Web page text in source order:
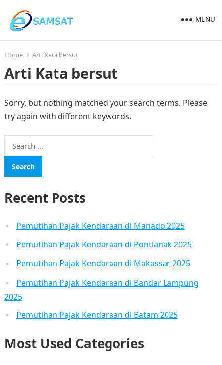
MENU
Home Arti Kata bersut
Arti Kata bersut
Sorry, but nothing matched your search terms. Please
try again with different keywords.
Search
for:
Recent Posts
Pemutihan Pajak Kendaraan di Manado 2025
Pemutihan Pajak Kendaraan di Pontianak 2025
Pemutihan Pajak Kendaraan di Makassar 2025
Pemutihan Pajak Kendaraan di Bandar Lampung
2025
Pemutihan Pajak Kendaraan di Batam 2025
Most Used Categories